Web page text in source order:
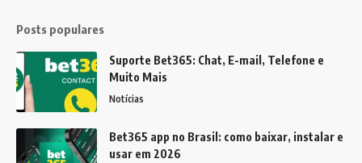
Posts populares
Suporte Bet365: Chat, E-mail, Telefone e
Muito Mais
Notícias
Bet365 app no Brasil: como baixar, instalar e
usar em 2026